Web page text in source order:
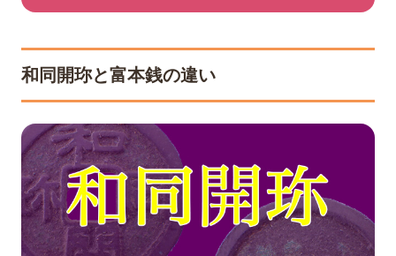
和同開珎と富本銭の違い